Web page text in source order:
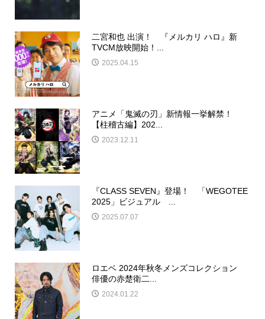
二宮和也 出演！ 『メルカリ ハロ』新
TVCM放映開始！...
2025.04.15
アニメ「鬼滅の刃」新情報一挙解禁！
【柱稽古編】202...
2023.12.11
『CLASS SEVEN』登場！ 「WEGOTEE
2025」ビジュアル ...
2025.07.07
ロエベ 2024年秋冬メンズコレクション
俳優の赤楚衛二...
2024.01.22